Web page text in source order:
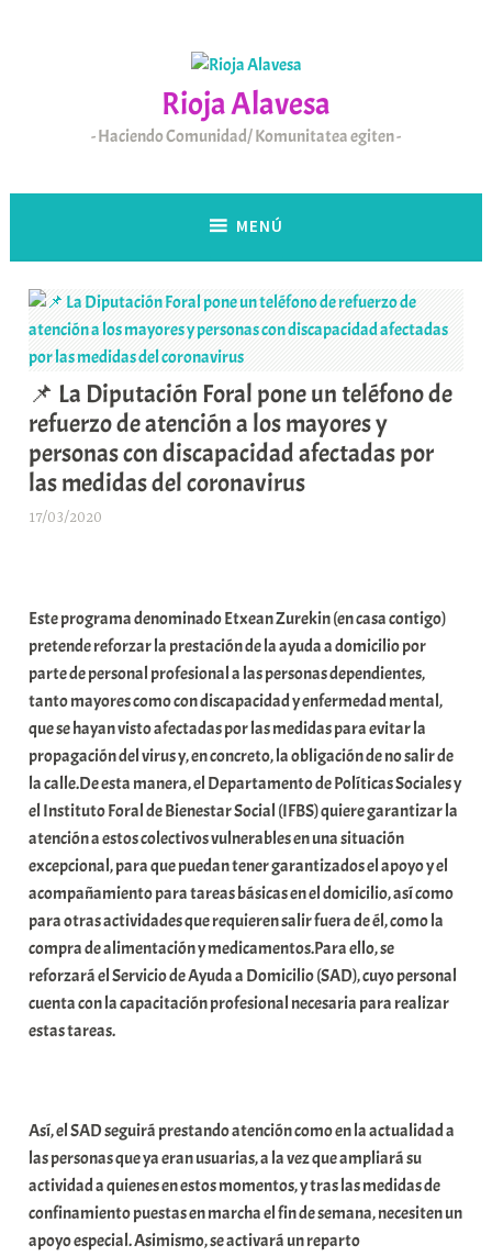
Rioja Alavesa
Haciendo Comunidad/ Komunitatea egiten
MENÚ
📌 La Diputación Foral pone un teléfono de
refuerzo de atención a los mayores y
personas con discapacidad afectadas por
las medidas del coronavirus
17/03/2020
a
r
E
r
r
i
o
x
a
K
o
m
u
n
i
Este programa denominado Etxean Zurekin (en casa contigo)
pretende reforzar la prestación de la ayuda a domicilio por
parte de personal profesional a las personas dependientes,
tanto mayores como con discapacidad y enfermedad mental,
que se hayan visto afectadas por las medidas para evitar la
propagación del virus y, en concreto, la obligación de no salir de
la calle.De esta manera, el Departamento de Políticas Sociales y
el Instituto Foral de Bienestar Social (IFBS) quiere garantizar la
atención a estos colectivos vulnerables en una situación
excepcional, para que puedan tener garantizados el apoyo y el
acompañamiento para tareas básicas en el domicilio, así como
para otras actividades que requieren salir fuera de él, como la
compra de alimentación y medicamentos.Para ello, se
reforzará el Servicio de Ayuda a Domicilio (SAD), cuyo personal
cuenta con la capacitación profesional necesaria para realizar
estas tareas.
Así, el SAD seguirá prestando atención como en la actualidad a
las personas que ya eran usuarias, a la vez que ampliará su
actividad a quienes en estos momentos, y tras las medidas de
confinamiento puestas en marcha el fin de semana, necesiten un
apoyo especial. Asimismo, se activará un reparto